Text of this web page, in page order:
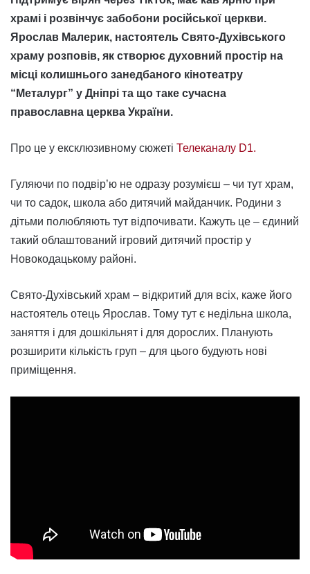
храмі і розвінчує забобони російської церкви.
Ярослав Малерик, настоятель Свято-Духівського
храму розповів, як створює духовний простір на
місці колишнього занедбаного кінотеатру
“Металург” у Дніпрі та що таке сучасна
православна церква України.
Про це у ексклюзивному сюжеті Телеканалу D1.
Гуляючи по подвір’ю не одразу розумієш – чи тут храм,
чи то садок, школа або дитячий майданчик. Родини з
дітьми полюбляють тут відпочивати. Кажуть це – єдиний
такий облаштований ігровий дитячий простір у
Новокодацькому районі.
Свято-Духівський храм – відкритий для всіх, каже його
настоятель отець Ярослав. Тому тут є недільна школа,
заняття і для дошкільнят і для дорослих. Планують
розширити кількість груп – для цього будують нові
приміщення.